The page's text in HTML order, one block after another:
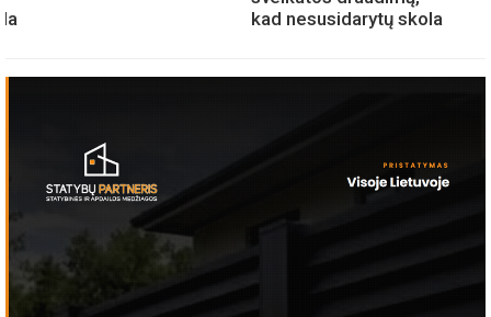
kad nesusidarytų skola